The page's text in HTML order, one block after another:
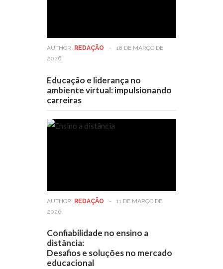
AUTHOR: REDAÇÃO -
18 DE MARÇO DE
2026
Educação e liderança no
ambiente virtual: impulsionando
carreiras
AUTHOR: REDAÇÃO -
11 DE MARÇO DE
2026
Confiabilidade no ensino a
distância:
Desafios e soluções no mercado
educacional